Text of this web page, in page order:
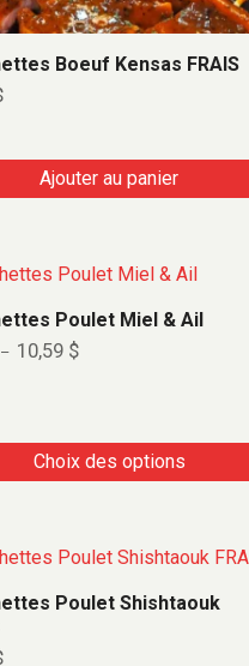
Boeuf Kensas FRAIS
Ajouter au panier
Poulet Miel & Ail
– 10,59 $
Choix des options
Poulet Shishtaouk